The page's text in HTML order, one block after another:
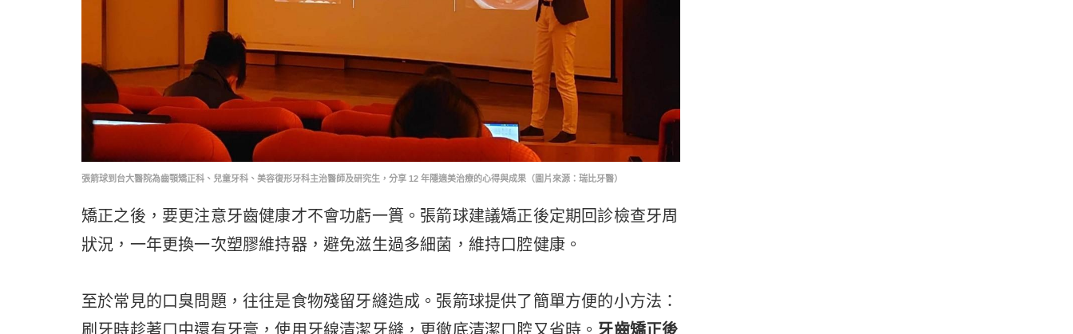
張箭球到台大醫院為齒顎矯正科、兒童牙科、美容復形牙科主治醫師及研究生，分享 12 年隱適美治療的心得與成果（圖片來源：瑞比牙醫）
矯正之後，要更注意牙齒健康才不會功虧一簣。張箭球建議矯正後定期回診檢查牙周
狀況，一年更換一次塑膠維持器，避免滋生過多細菌，維持口腔健康。
至於常見的口臭問題，往往是食物殘留牙縫造成。張箭球提供了簡單方便的小方法：
刷牙時趁著口中還有牙膏，使用牙線清潔牙縫，更徹底清潔口腔又省時。 牙齒矯正後